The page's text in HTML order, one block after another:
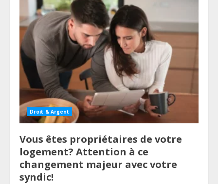
Droit & Argent
Vous êtes propriétaires de votre
logement? Attention à ce
changement majeur avec votre
syndic!